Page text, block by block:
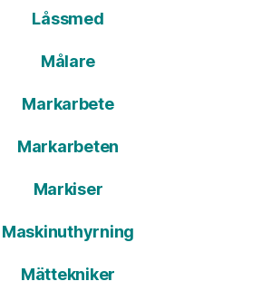
Låssmed
Målare
Markarbete
Markarbeten
Markiser
Maskinuthyrning
Mättekniker